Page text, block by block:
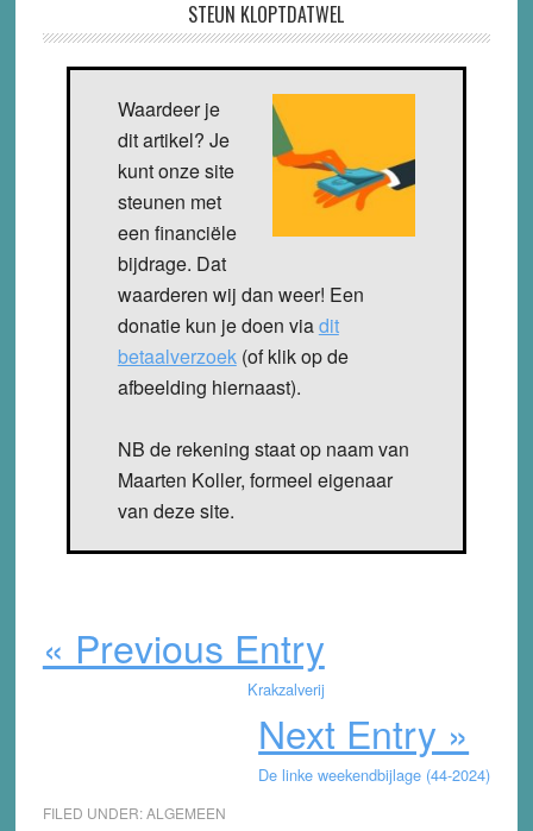
STEUN KLOPTDATWEL
Waardeer je
dit artikel? Je
kunt onze site
steunen met
een financiële
bijdrage. Dat
waarderen wij dan weer! Een
donatie kun je doen viadit
betaalverzoek(of klik op de
afbeelding hiernaast).
NB de rekening staat op naam van
Maarten Koller, formeel eigenaar
van deze site.
« Previous Entry
Krakzalverij
Next Entry »
De linke weekendbijlage (44-2024)
FILED UNDER:ALGEMEEN